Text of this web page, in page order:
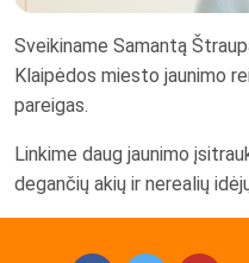
Sveikiname Samantą
Klaipėdos miesto jaunimo
pareigas.
Linkime daug jaunimo
degančių akių ir nerealių